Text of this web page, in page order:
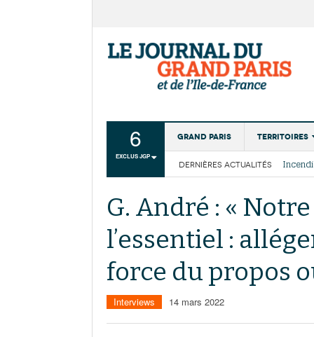
6
EXCLUS JGP
Grand Paris Territoires
Institutions
Services
DERNIÈRES ACTUALITÉS
La
Les
G. André : «
l’essentiel :
force du propos
Interviews 14 mars 2022